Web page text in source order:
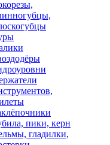
пики, керн
гладилки,